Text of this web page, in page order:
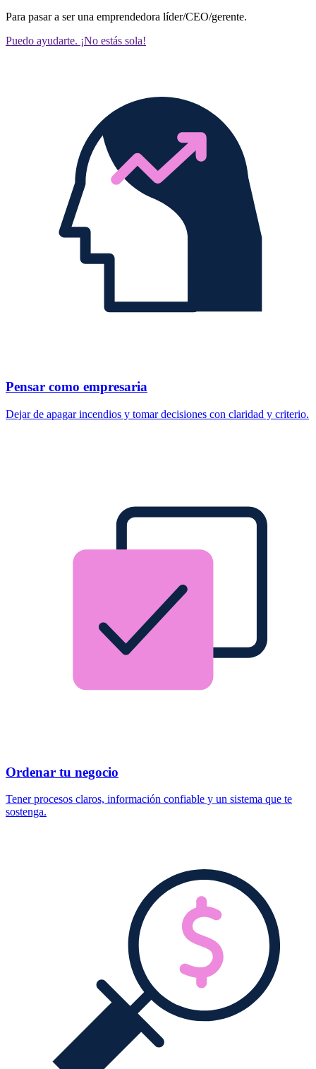
Para pasar a ser una emprendedora líder/CEO/gerente.
Puedo ayudarte. ¡No estás sola!
Pensar como empresaria
Dejar de apagar incendios y tomar decisiones con claridad y criterio.
Ordenar tu negocio
Tener procesos claros, información confiable y un sistema que te
sostenga.